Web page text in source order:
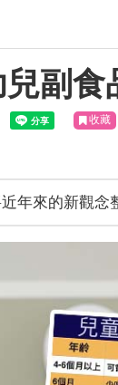
副食
收藏
年來的新觀念